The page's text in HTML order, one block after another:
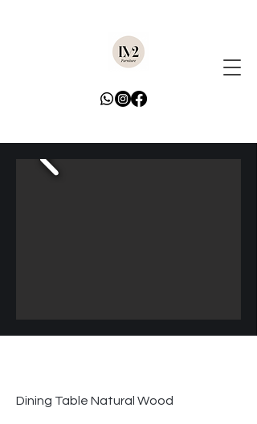
Dining Table Natural Wood